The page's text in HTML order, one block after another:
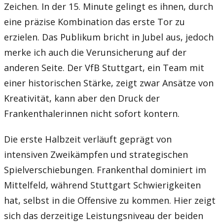
Zeichen. In der 15. Minute gelingt es ihnen, durch
eine präzise Kombination das erste Tor zu
erzielen. Das Publikum bricht in Jubel aus, jedoch
merke ich auch die Verunsicherung auf der
anderen Seite. Der VfB Stuttgart, ein Team mit
einer historischen Stärke, zeigt zwar Ansätze von
Kreativität, kann aber den Druck der
Frankenthalerinnen nicht sofort kontern.
Die erste Halbzeit verläuft geprägt von
intensiven Zweikämpfen und strategischen
Spielverschiebungen. Frankenthal dominiert im
Mittelfeld, während Stuttgart Schwierigkeiten
hat, selbst in die Offensive zu kommen. Hier zeigt
sich das derzeitige Leistungsniveau der beiden